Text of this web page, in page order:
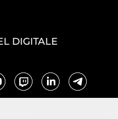
DIGITALE